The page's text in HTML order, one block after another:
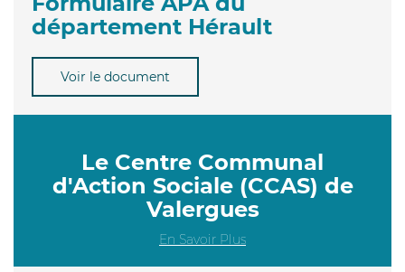
département Hérault
Voir le document
Le Centre Communal
d'Action Sociale (CCAS) de
Valergues
En Savoir Plus